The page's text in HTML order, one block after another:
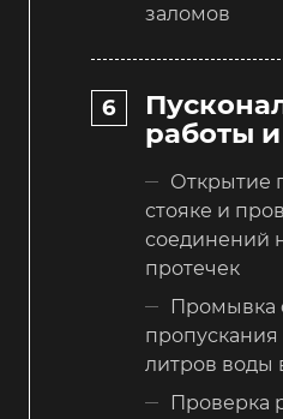
заломов
работы
Открытие
стояке и
соединений
протечек
Промывка
пропускания
литров воды
Проверка